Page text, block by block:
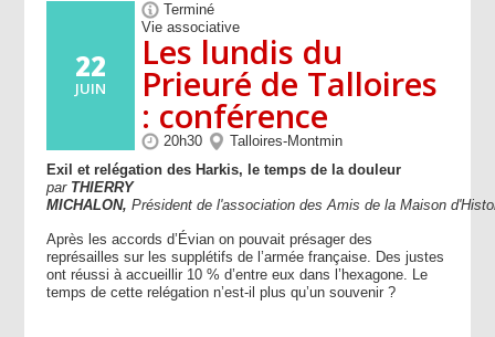
22
JUIN
Terminé
Vie associative
Les lundis du
Prieuré de Talloires
: conférence
20h30
Talloires-Montmin
Exil et relégation des Harkis, le temps de la douleur
par THIERRY
MICHALON,Président de l'association des Amis de la Maison
Après les accords d’Évian on pouvait présager des
représailles sur les supplétifs de l’armée française. Des justes
ont réussi à accueillir 10 % d’entre eux dans l’hexagone. Le
temps de cette relégation n’est-il plus qu’un souvenir ?